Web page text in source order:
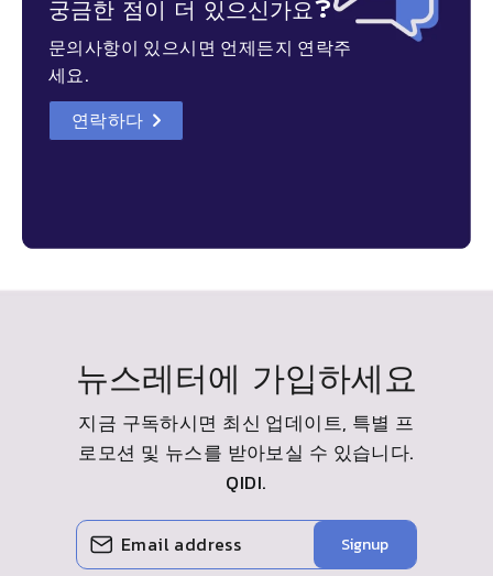
궁금한 점이 더 있으신가요?
문의사항이 있으시면 언제든지 연락주
세요.
details
연락하다
뉴스레터에 가입하세요
지금 구독하시면 최신 업데이트, 특별 프
로모션 및 뉴스를 받아보실 수 있습니다.
QIDI.
이
메
구
독
Signup